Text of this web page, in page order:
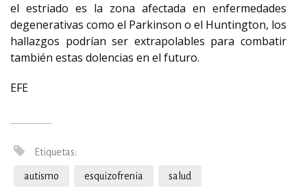
el estriado es la zona afectada en enfermedades
degenerativas como el Parkinson o el Huntington, los
hallazgos podrían ser extrapolables para combatir
también estas dolencias en el futuro.
EFE
Etiquetas:
autismo esquizofrenia salud